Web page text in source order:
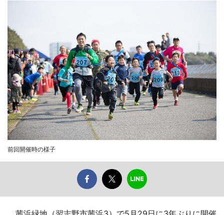
前回開催時の様子